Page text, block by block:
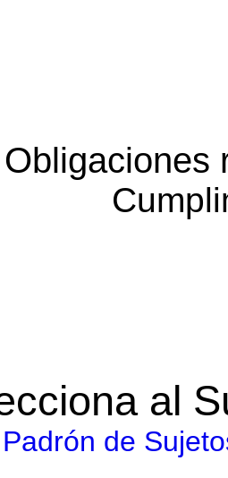
Obligaciones
al
Padrón de